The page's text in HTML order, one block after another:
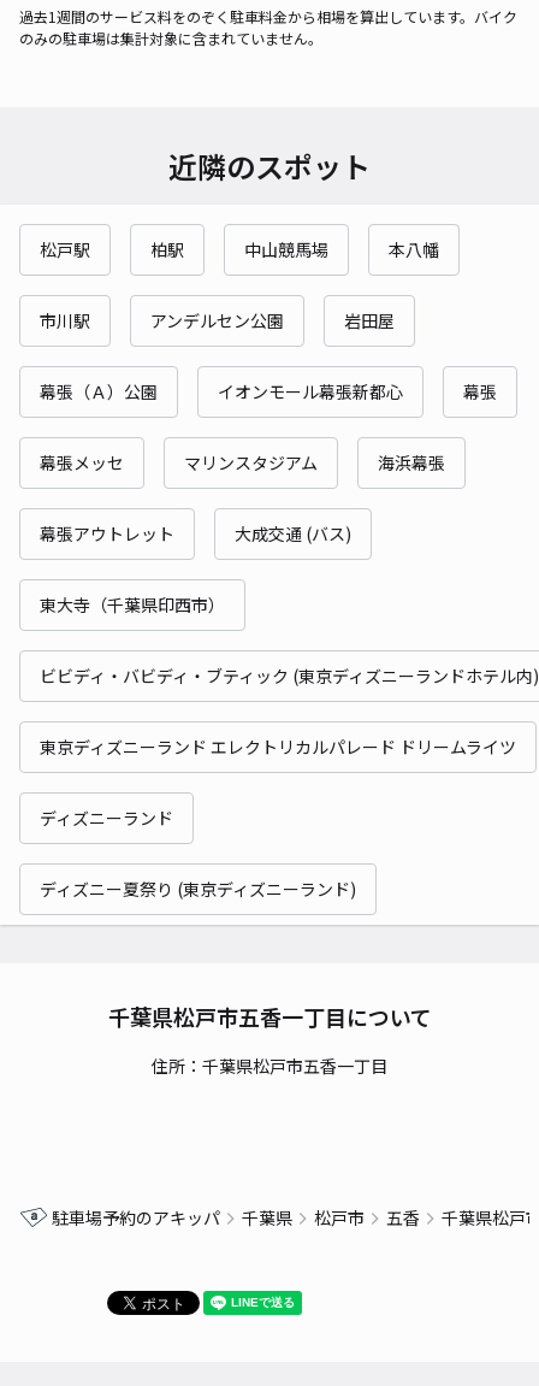
過去1週間のサービス料をのぞく駐車料金から相場を算出しています。バイク
のみの駐車場は集計対象に含まれていません。
近隣のスポット
松戸駅 柏駅 中山競馬場 本八幡
市川駅 アンデルセン公園 岩田屋
幕張（Ａ）公園 イオンモール幕張新都心 幕張
幕張メッセ マリンスタジアム 海浜幕張
幕張アウトレット 大成交通 (バス)
東大寺（千葉県印西市）
ビビディ・バビディ・ブティック (東京ディズニーランドホテル内)
東京ディズニーランド エレクトリカルパレード ドリームライツ
ディズニーランド
ディズニー夏祭り (東京ディズニーランド)
千葉県松戸市五香一丁目について
住所：千葉県松戸市五香一丁目
駐車場予約のアキッパ 千葉県 松戸市 五香 千葉県松戸